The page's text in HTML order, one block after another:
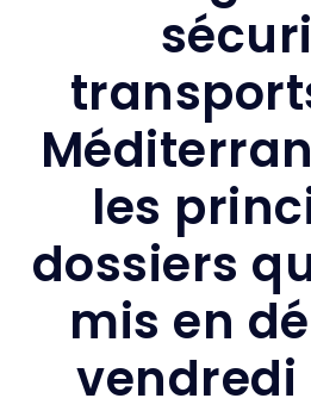
les
dossiers
mis en